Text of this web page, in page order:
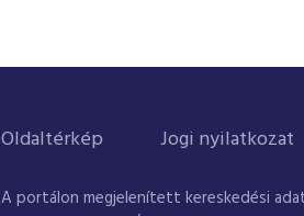
Oldaltérkép Jogi nyilatkozat
A portálon megjelenített kereskedési